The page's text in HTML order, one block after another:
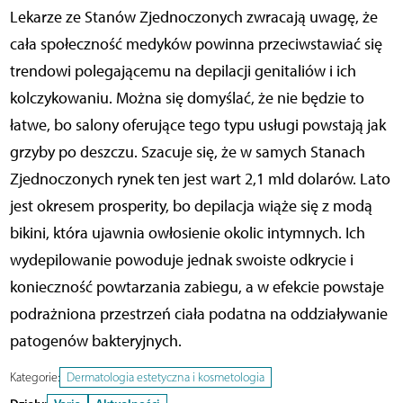
Lekarze ze Stanów Zjednoczonych zwracają uwagę, że
cała społeczność medyków powinna przeciwstawiać się
trendowi polegającemu na depilacji genitaliów i ich
kolczykowaniu. Można się domyślać, że nie będzie to
łatwe, bo salony oferujące tego typu usługi powstają jak
grzyby po deszczu. Szacuje się, że w samych Stanach
Zjednoczonych rynek ten jest wart 2,1 mld dolarów. Lato
jest okresem prosperity, bo depilacja wiąże się z modą
bikini, która ujawnia owłosienie okolic intymnych. Ich
wydepilowanie powoduje jednak swoiste odkrycie i
konieczność powtarzania zabiegu, a w efekcie powstaje
podrażniona przestrzeń ciała podatna na oddziaływanie
patogenów bakteryjnych.
Kategorie: Dermatologia estetyczna i kosmetologia